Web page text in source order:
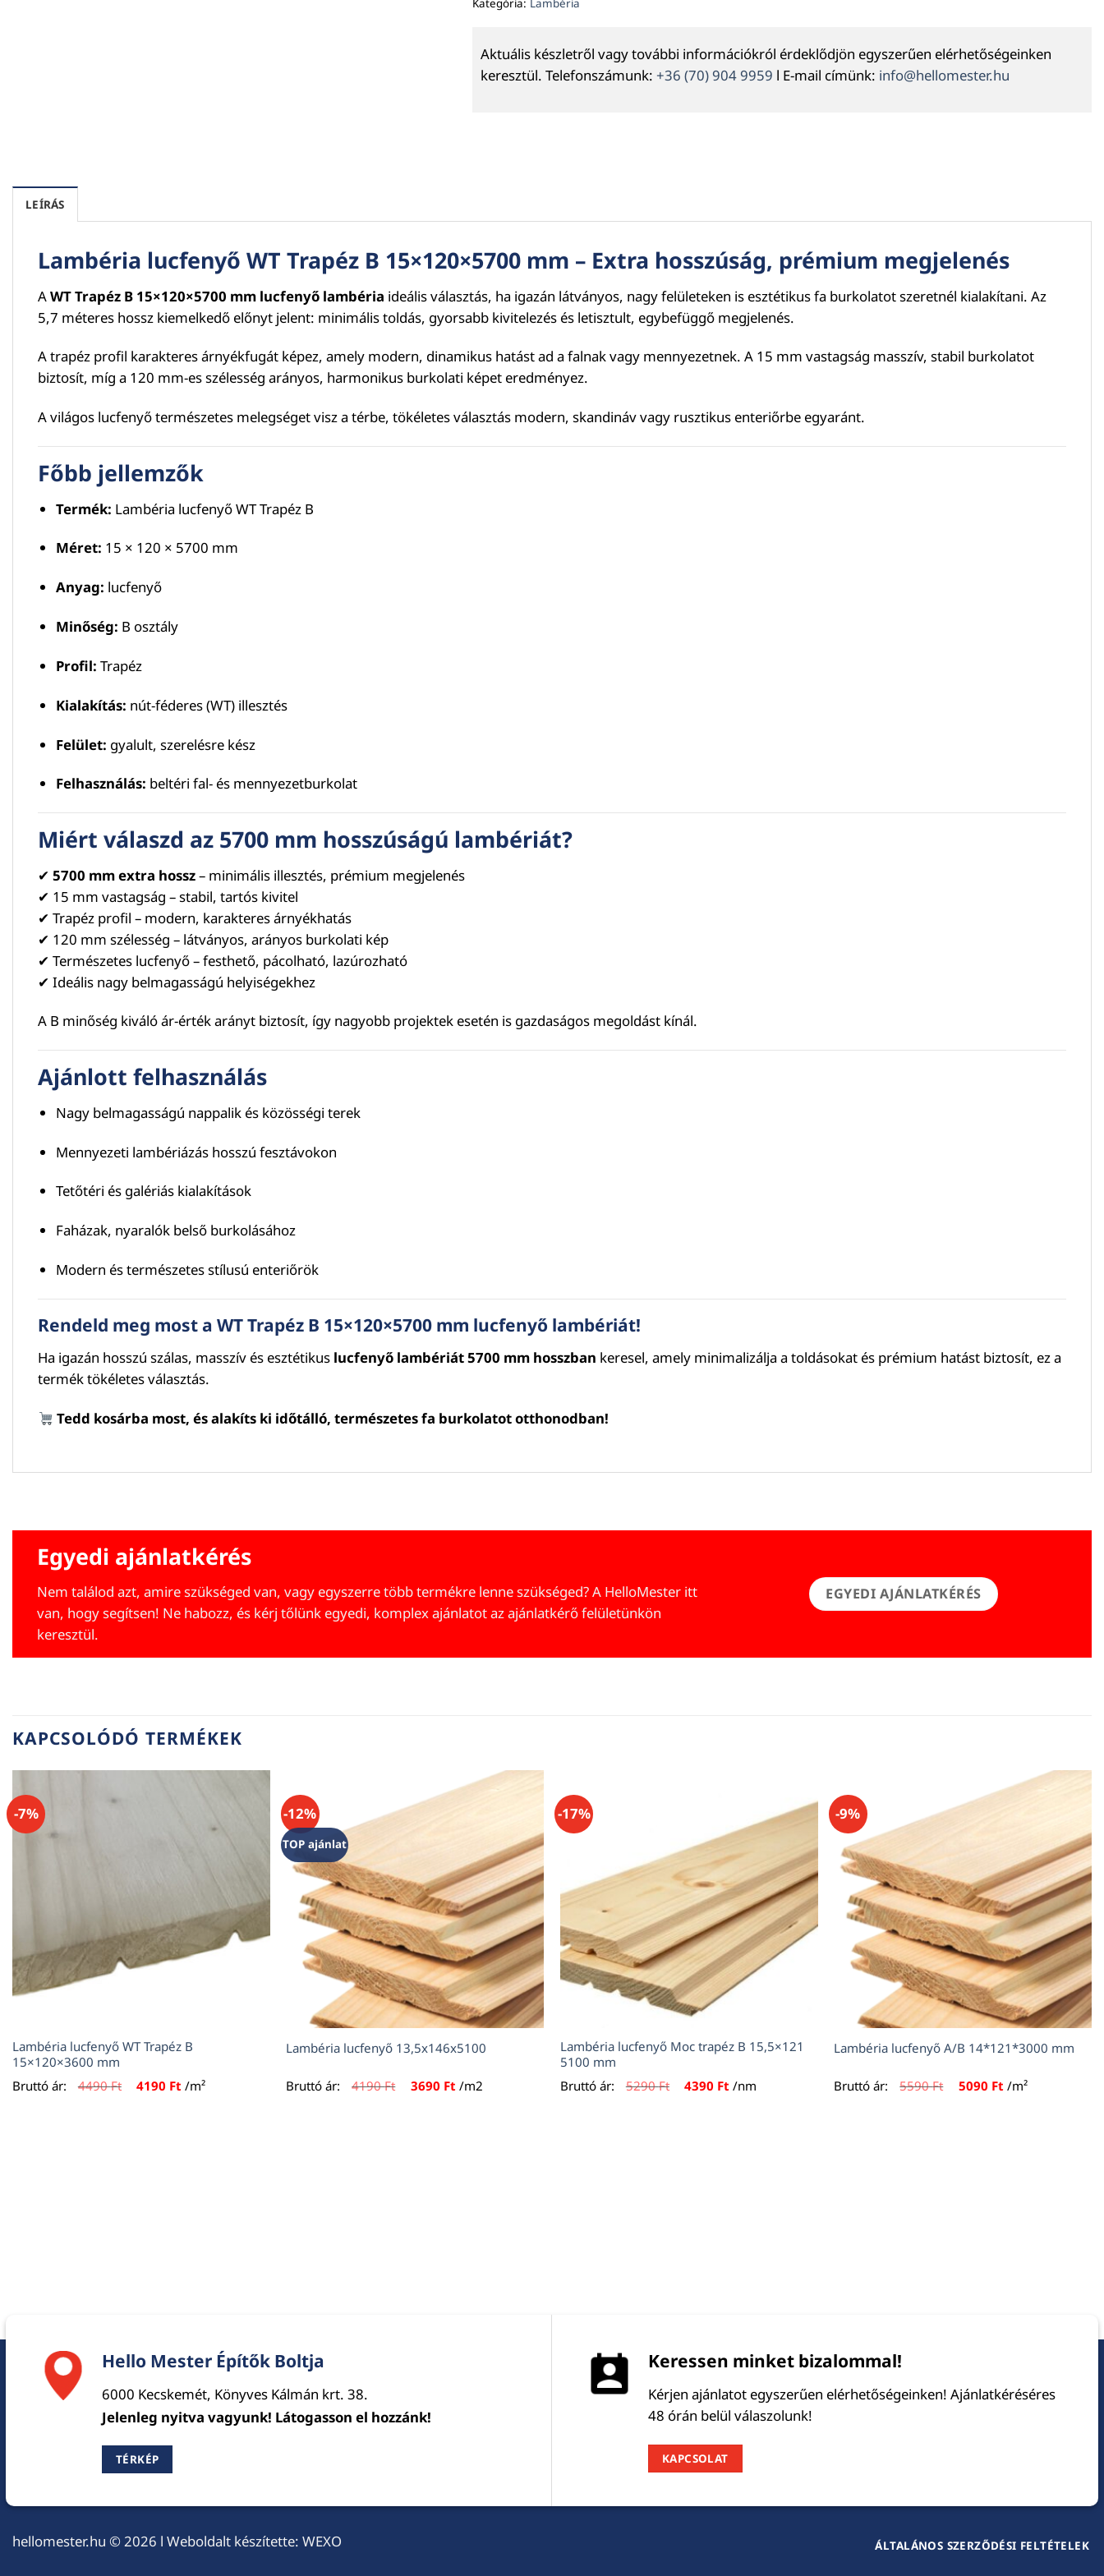
Kategória: Lambéria
Aktuális készletről vagy további információkról érdeklődjön egyszerűen elérhetőségeinken
keresztül. Telefonszámunk: +36 (70) 904 9959 l E-mail címünk: info@hellomester.hu
LEÍRÁS
Lambéria lucfenyő WT Trapéz B 15×120×5700 mm – Extra hosszúság, prémium megjelenés
AWT Trapéz B 15×120×5700 mm lucfenyő lambéria ideális választás, ha igazán látványos, nagy felületeken is esztétikus fa burkolatot szeretnél kialakítani. Az
5,7 méteres hossz kiemelkedő előnyt jelent: minimális toldás, gyorsabb kivitelezés és letisztult, egybefüggő megjelenés.
A trapéz profil karakteres árnyékfugát képez, amely modern, dinamikus hatást ad a falnak vagy mennyezetnek. A 15 mm vastagság masszív, stabil burkolatot
biztosít, míg a 120 mm-es szélesség arányos, harmonikus burkolati képet eredményez.
A világos lucfenyő természetes melegséget visz a térbe, tökéletes választás modern, skandináv vagy rusztikus enteriőrbe egyaránt.
Főbb jellemzők
Termék: Lambéria lucfenyő WT Trapéz B
Méret: 15 × 120 × 5700 mm
Anyag: lucfenyő
Minőség: B osztály
Profil: Trapéz
Kialakítás: nút-féderes (WT) illesztés
Felület: gyalult, szerelésre kész
Felhasználás: beltéri fal- és mennyezetburkolat
Miért válaszd az 5700 mm hosszúságú lambériát?
✔ 5700 mm extra hossz– minimális illesztés, prémium megjelenés
✔ 15 mm vastagság – stabil, tartós kivitel
✔ Trapéz profil – modern, karakteres árnyékhatás
✔ 120 mm szélesség – látványos, arányos burkolati kép
✔ Természetes lucfenyő – festhető, pácolható, lazúrozható
✔ Ideális nagy belmagasságú helyiségekhez
A B minőség kiváló ár-érték arányt biztosít, így nagyobb projektek esetén is gazdaságos megoldást kínál.
Ajánlott felhasználás
Nagy belmagasságú nappalik és közösségi terek
Mennyezeti lambériázás hosszú fesztávokon
Tetőtéri és galériás kialakítások
Faházak, nyaralók belső burkolásához
Modern és természetes stílusú enteriőrök
Rendeld meg most a WT Trapéz B 15×120×5700 mm lucfenyő lambériát!
Ha igazán hosszú szálas, masszív és esztétikus lucfenyő lambériát 5700 mm hosszban keresel, amely minimalizálja a toldásokat és prémium hatást biztosít, ez a
termék tökéletes választás.
Tedd kosárba most, és alakíts ki időtálló, természetes fa burkolatot otthonodban!
Egyedi ajánlatkérés
Nem találod azt, amire szükséged van, vagy egyszerre több termékre lenne szükséged? A HelloMester itt
van, hogy segítsen! Ne habozz, és kérj tőlünk egyedi, komplex ajánlatot az ajánlatkérő felületünkön
keresztül.
EGYEDI AJÁNLATKÉRÉS
KAPCSOLÓDÓ TERMÉKEK
-7%
Lambéria lucfenyő WT Trapéz B
15×120×3600 mm
Bruttó ár:
4490Ft Original
4190 Ft Current
/m²
-12%
TOP ajánlat
Lambéria lucfenyő 13,5x146x5100
Bruttó ár: 4190Ft Original
3690 FtCurrent
/m2
-17%
Lambéria lucfenyő Moc trapéz B 15,5×121
5100 mm
Bruttó ár:
5290Ft Original
4390 Ft Current
/nm
-9%
Lambéria lucfenyő A/B 14*121*3000 mm
Bruttó ár: 5590Ft Original
5090 FtCurrent
/m²
Hello Mester Építők Boltja
6000 Kecskemét, Könyves Kálmán krt. 38.
Jelenleg nyitva vagyunk! Látogasson el hozzánk!
TÉRKÉP
Keressen minket bizalommal!
Kérjen ajánlatot egyszerűen elérhetőségeinken! Ajánlatkéréséres
48 órán belül válaszolunk!
KAPCSOLAT
hellomester.hu © 2026 l Weboldalt készítette: WEXO ÁLTALÁNOS SZERZŐDÉSI FELTÉTELEK